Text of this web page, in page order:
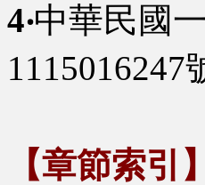
4‧中華民國
【章節索引】